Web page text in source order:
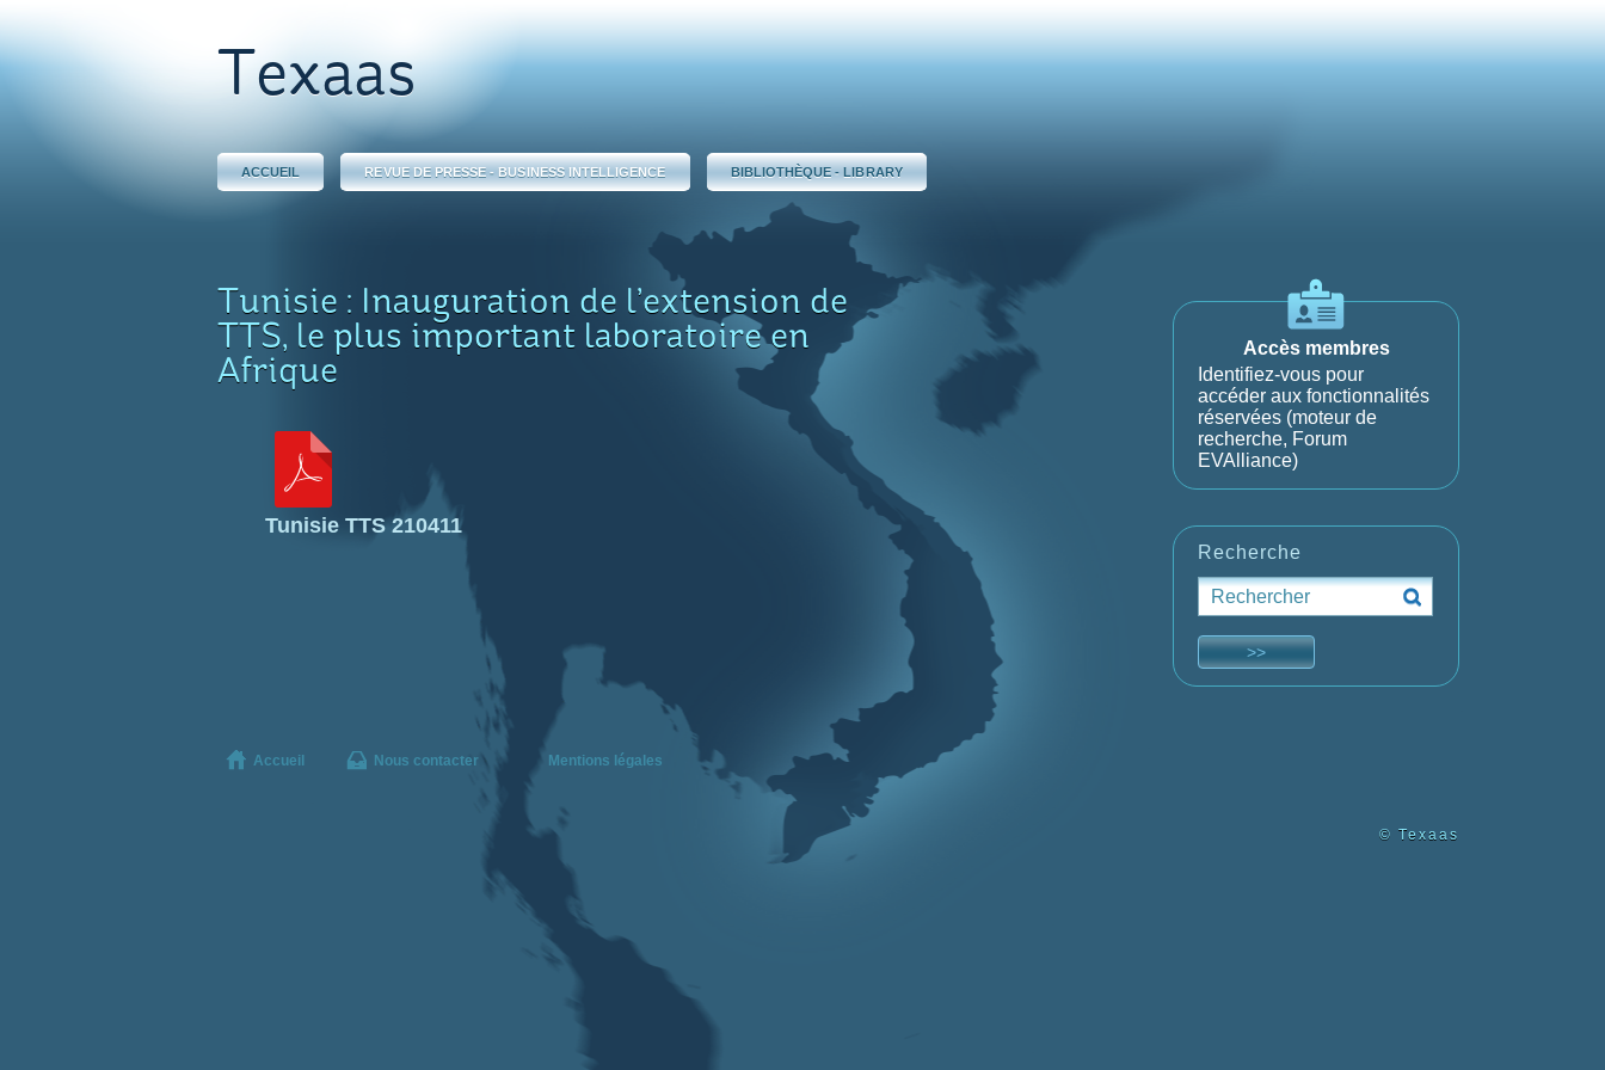
Texaas
ACCUEIL REVUE DE PRESSE - BUSINESS INTELLIGENCE BIBLIOTHÈQUE - LIBRARY
Tunisie : Inauguration de l’extension de
TTS, le plus important laboratoire en
Afrique
Tunisie TTS 210411
Accès membres
Identifiez-vous pour
accéder aux fonctionnalités
réservées (moteur de
recherche, Forum
EVAlliance)
Recherche
Accueil Nous contacter Mentions légales
© Texaas